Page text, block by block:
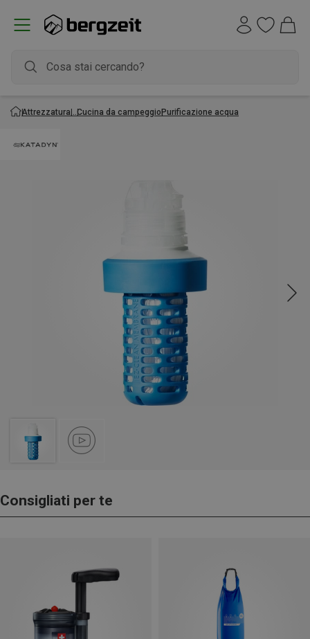
Attrezzatura Cucina da campeggioPurificazione acqua
Consigliati per te